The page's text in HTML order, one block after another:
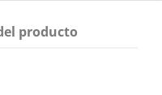
producto